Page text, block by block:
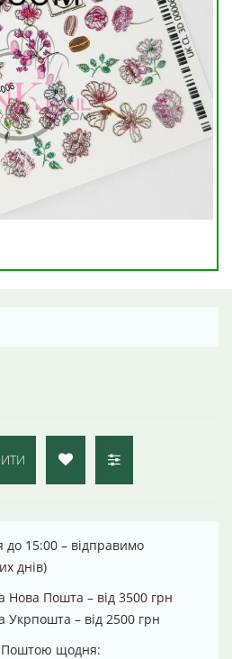
15:00 – відправимо
днів)
Нова Пошта – від 3500 грн
Укрпошта – від 2500 грн
Поштою щодня: